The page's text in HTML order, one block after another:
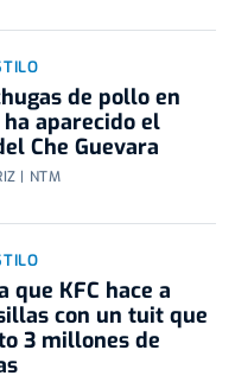
de pollo en
aparecido el
Che Guevara
| NTM
que KFC hace a
con un tuit que
3 millones de